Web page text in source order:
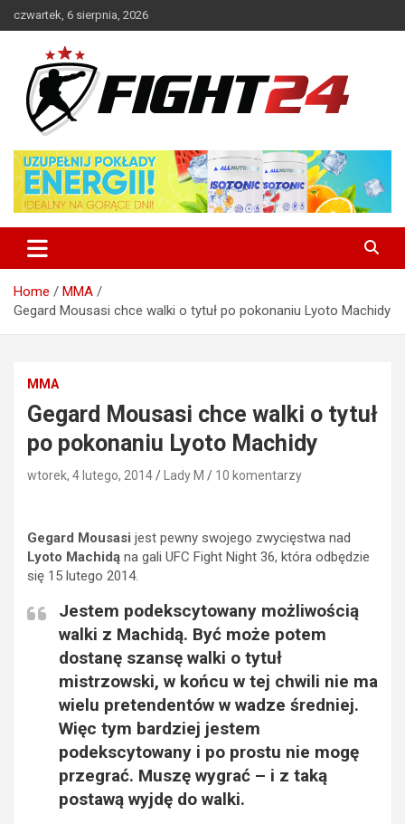
to
czwartek, 6 sierpnia, 2026
FIGHT24.PL – MMA i K-1, UFC
Home
MMA
Gegard Mousasi chce walki o tytuł po pokonaniu Lyoto Machidy
MMA
Gegard Mousasi chce walki o tytuł
po pokonaniu Lyoto Machidy
wtorek, 4 lutego, 2014 Lady M 10 komentarzy
Gegard Mousasi jest pewny swojego zwycięstwa nad
Lyoto Machidą na gali UFC Fight Night 36, która odbędzie
się 15 lutego 2014.
Jestem podekscytowany możliwością
walki z Machidą. Być może potem
dostanę szansę walki o tytuł
mistrzowski, w końcu w tej chwili nie ma
wielu pretendentów w wadze średniej.
Więc tym bardziej jestem
podekscytowany i po prostu nie mogę
przegrać. Muszę wygrać – i z taką
postawą wyjdę do walki.